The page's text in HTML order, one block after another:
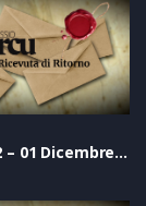
SRDR S1:P12 – 01 Dicembre 2020